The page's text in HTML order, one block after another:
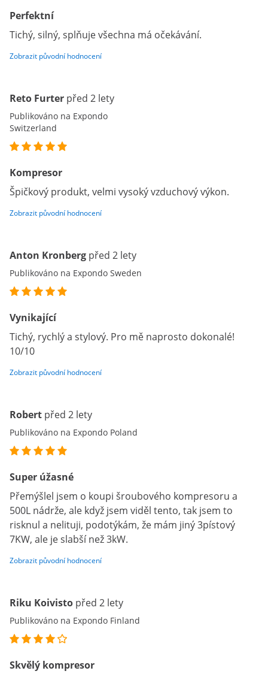
Perfektní
Tichý, silný, splňuje všechna má očekávání.
Zobrazit původní hodnocení
Reto Furter před 2 lety
Publikováno na Expondo
Switzerland
Kompresor
Špičkový produkt, velmi vysoký vzduchový výkon.
Zobrazit původní hodnocení
Anton Kronberg před 2 lety
Publikováno na Expondo Sweden
Vynikající
Tichý, rychlý a stylový. Pro mě naprosto dokonalé!
10/10
Zobrazit původní hodnocení
Robert před 2 lety
Publikováno na Expondo Poland
Super úžasné
Přemýšlel jsem o koupi šroubového kompresoru a
500L nádrže, ale když jsem viděl tento, tak jsem to
risknul a nelituji, podotýkám, že mám jiný 3pístový
7KW, ale je slabší než 3kW.
Zobrazit původní hodnocení
Riku Koivisto před 2 lety
Publikováno na Expondo Finland
Skvělý kompresor